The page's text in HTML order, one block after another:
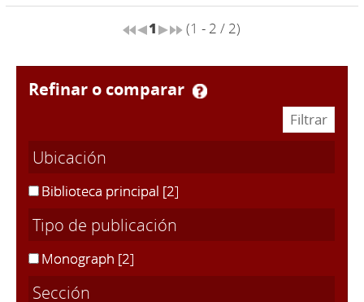
1 (1 - 2 / 2)
refinar o comparar
Ubicación
Biblioteca principal [2]
Tipo de publicación
Monograph [2]
Sección